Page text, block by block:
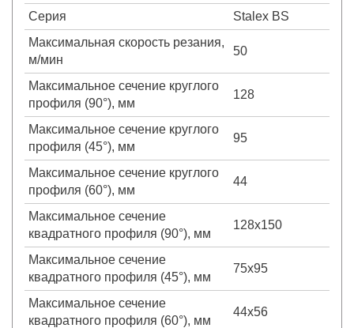
Серия
Stalex BS
Максимальная скорость резания,
м/мин
50
Максимальное сечение круглого
профиля (90°), мм
128
Максимальное сечение круглого
профиля (45°), мм
95
Максимальное сечение круглого
профиля (60°), мм
44
Максимальное сечение
квадратного профиля (90°), мм
128х150
Максимальное сечение
квадратного профиля (45°), мм
75х95
Максимальное сечение
квадратного профиля (60°), мм
44х56